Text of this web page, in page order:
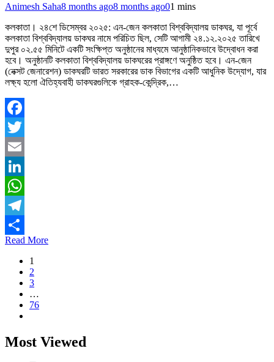
Animesh Saha8 months ago8 months ago01 mins
কলকাতা। ২৪শে ডিসেম্বর ২০২৫: এন-জেন কলকাতা বিশ্ববিদ্যালয় ডাকঘর, যা পূর্বে
কলকাতা বিশ্ববিদ্যালয় ডাকঘর নামে পরিচিত ছিল, সেটি আগামী ২৪.১২.২০২৫ তারিখে
দুপুর ০২.৫৫ মিনিটে একটি সংক্ষিপ্ত অনুষ্ঠানের মাধ্যমে আনুষ্ঠানিকভাবে উদ্বোধন করা
হবে। অনুষ্ঠানটি কলকাতা বিশ্ববিদ্যালয় ডাকঘরের প্রাঙ্গণে অনুষ্ঠিত হবে। এন-জেন
(নেক্সট জেনারেশন) ডাকঘরটি ভারত সরকারের ডাক বিভাগের একটি আধুনিক উদ্যোগ, যার
লক্ষ্য হলো ঐতিহ্যবাহী ডাকঘরগুলিকে গ্রাহক-কেন্দ্রিক,…
Facebook
Twitter
Email
LinkedIn
WhatsApp
Telegram
Share
Read More
1
2
3
…
76
Most Viewed